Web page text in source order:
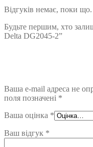
Відгуків немає, поки що.
Будьте першим, хто
Delta DG2045-2”
Ваша e-mail адреса не
поля позначені *
Ваша оцінка *
Ваш відгук *